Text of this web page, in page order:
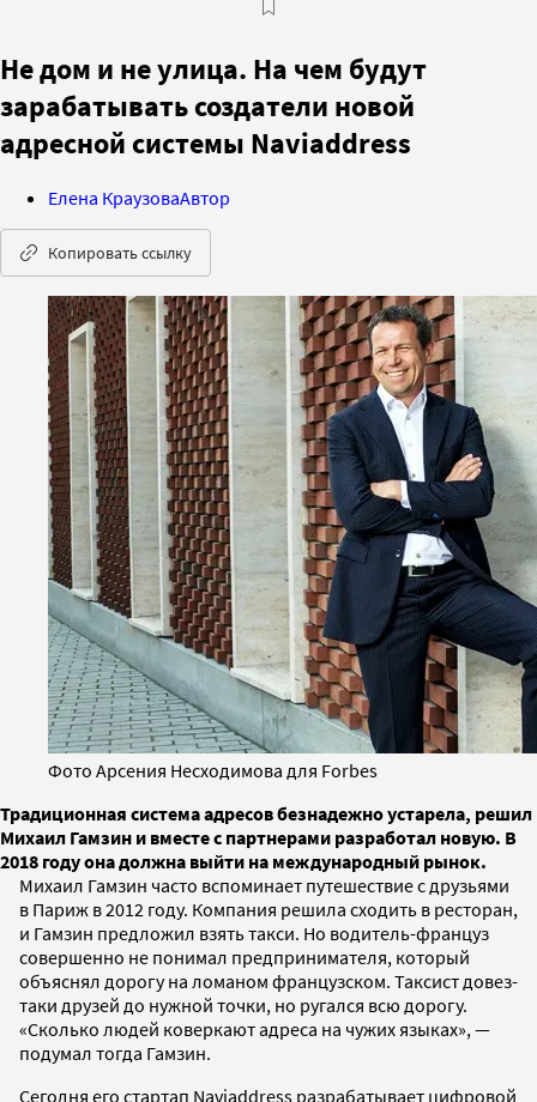
Не дом и не улица. На чем будут
зарабатывать создатели новой
адресной системы Naviaddress
Елена КраузоваАвтор
Копировать ссылку
Фото Арсения Несходимова для Forbes
Традиционная система адресов безнадежно устарела, решил
Михаил Гамзин и вместе с партнерами разработал новую. В
2018 году она должна выйти на международный рынок.
Михаил Гамзин часто вспоминает путешествие с друзьями
в Париж в 2012 году. Компания решила сходить в ресторан,
и Гамзин предложил взять такси. Но водитель-француз
совершенно не понимал предпринимателя, который
объяснял дорогу на ломаном французском. Таксист довез-
таки друзей до нужной точки, но ругался всю дорогу.
«Сколько людей коверкают адреса на чужих языках», —
подумал тогда Гамзин.
Сегодня его стартап Naviaddress разрабатывает цифровой